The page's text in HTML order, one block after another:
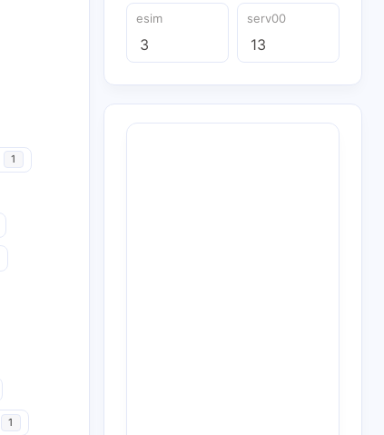
1
1
esim
3
serv00
13